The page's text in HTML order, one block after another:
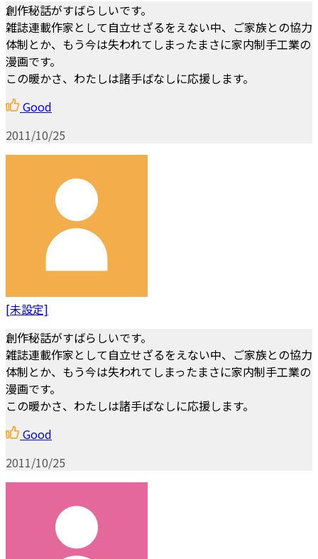
創作秘話がすばらしいです。
雑誌連載作家として自立せざるをえない中、ご家族との協力
体制とか、もう今は失われてしまったまさに家内制手工業の
漫画です。
この暖かさ、わたしは諸手ばなしに応援します。
Good
2011/10/25
[未設定]
創作秘話がすばらしいです。
雑誌連載作家として自立せざるをえない中、ご家族との協力
体制とか、もう今は失われてしまったまさに家内制手工業の
漫画です。
この暖かさ、わたしは諸手ばなしに応援します。
Good
2011/10/25